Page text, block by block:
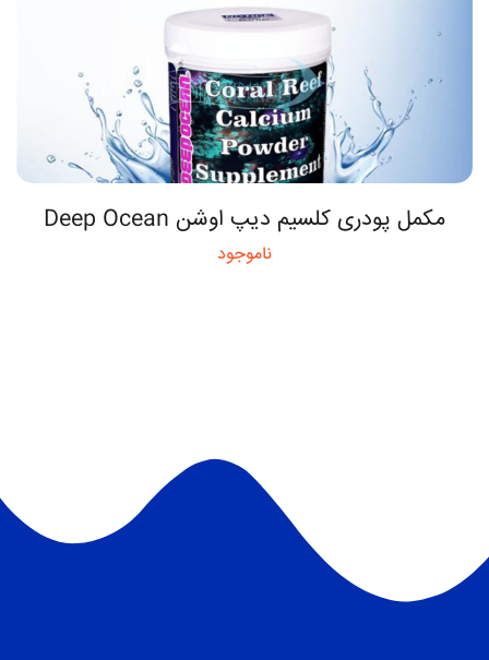
مکمل پودری کلسیم دیپ اوشن Deep Ocean
ناموجود